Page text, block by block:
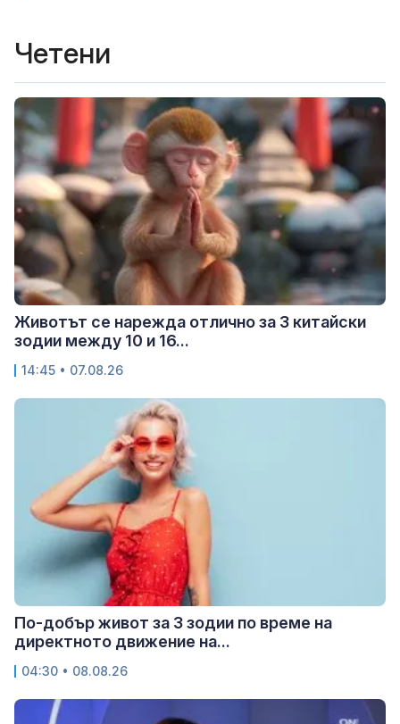
Четени
Животът се нарежда отлично за 3 китайски
зодии между 10 и 16...
14:45 • 07.08.26
По-добър живот за 3 зодии по време на
директното движение на...
04:30 • 08.08.26